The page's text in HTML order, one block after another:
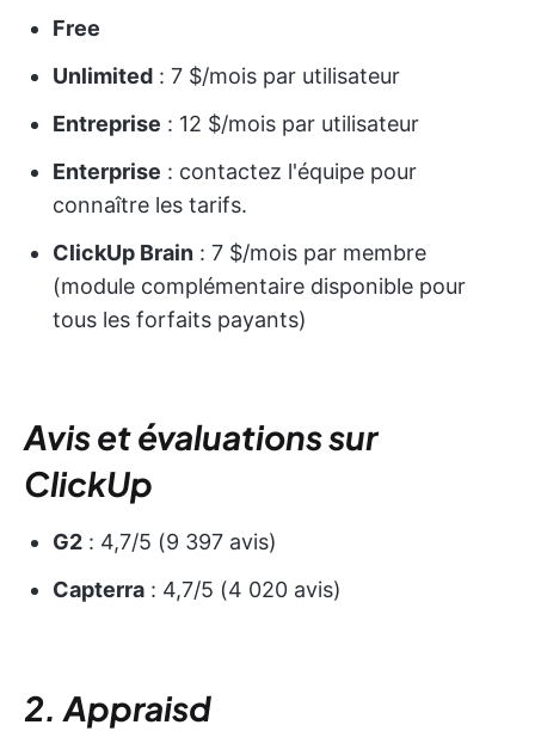
Free
Unlimited : 7 $/mois par utilisateur
Entreprise : 12 $/mois par utilisateur
Enterprise : contactez l'équipe pour
connaître les tarifs.
ClickUp Brain : 7 $/mois par membre
(module complémentaire disponible pour
tous les forfaits payants)
Avis et évaluations sur
ClickUp
G2 : 4,7/5 (9 397 avis)
Capterra : 4,7/5 (4 020 avis)
2. Appraisd